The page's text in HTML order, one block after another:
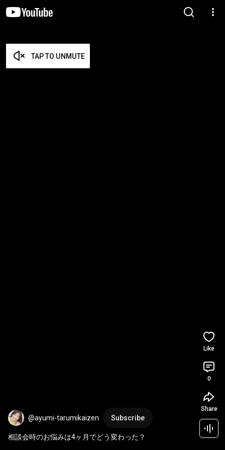
TAP TO UNMUTE
@ayumi-tarumikaizen Subscribe
相談会時のお悩みは4ヶ月でどう変わった？
Like
0
Share